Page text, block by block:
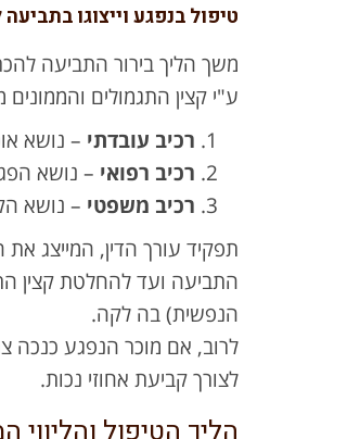
טיפול בנפגע וייצוגו
משך הליך בירור התביעה
ע"י קצין התגמולים
רכיב עובדתי – נושא
רכיב רפואי – נושא
רכיב משפטי – נושא
תפקיד עורך הדין, המייצג
התביעה ועד להחלטת קצין
הנפשית) בה לקה.
לרוב, אם מוכר הנפגע כנכה
לצורך קביעת אחוזי נכות.